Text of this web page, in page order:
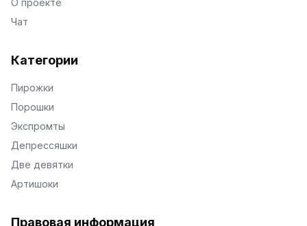
О проекте
Чат
Категории
Пирожки
Порошки
Экспромты
Депрессяшки
Две девятки
Артишоки
Правовая информация